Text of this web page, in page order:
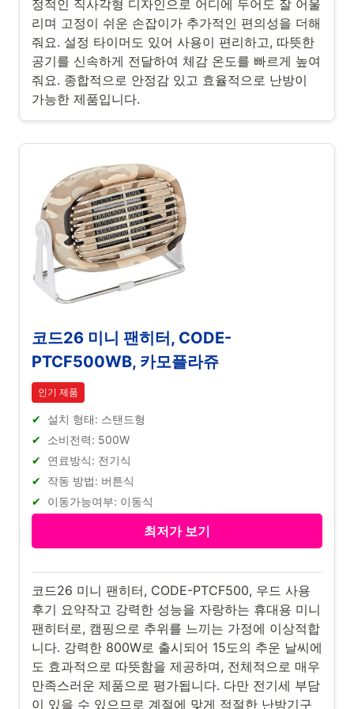
정적인 직사각형 디자인으로 어디에 두어도 잘 어울
리며 고정이 쉬운 손잡이가 추가적인 편의성을 더해
줘요. 설정 타이머도 있어 사용이 편리하고, 따뜻한
공기를 신속하게 전달하여 체감 온도를 빠르게 높여
줘요. 종합적으로 안정감 있고 효율적으로 난방이
가능한 제품입니다.
코드26 미니 팬히터, CODE-
PTCF500WB, 카모플라쥬
인기 제품
설치 형태: 스탠드형
소비전력: 500W
연료방식: 전기식
작동 방법: 버튼식
이동가능여부: 이동식
최저가 보기
코드26 미니 팬히터, CODE-PTCF500, 우드 사용
후기 요약작고 강력한 성능을 자랑하는 휴대용 미니
팬히터로, 캠핑으로 추위를 느끼는 가정에 이상적합
니다. 강력한 800W로 출시되어 15도의 추운 날씨에
도 효과적으로 따뜻함을 제공하며, 전체적으로 매우
만족스러운 제품으로 평가됩니다. 다만 전기세 부담
이 있을 수 있으므로 계절에 맞게 적절한 난방기구